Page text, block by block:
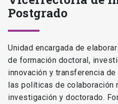
Postgrado
Unidad encargada de
de formación doctoral,
innovación y transferencia
las políticas de colaboración
investigación y doctorado.